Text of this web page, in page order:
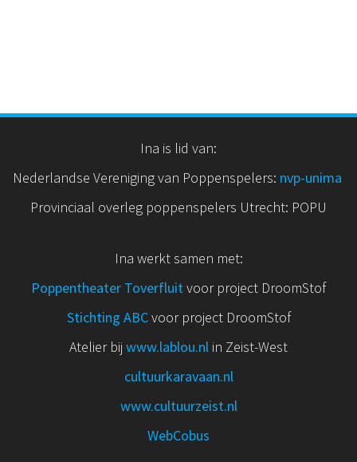
Ina is lid van:
Nederlandse Vereniging van Poppenspelers: nvp-unima
Provinciaal overleg poppenspelers Utrecht: POPU
Ina werkt samen met:
Poppentheater Toverfluitvoor project DroomStof
Stichting ABCvoor project DroomStof
Atelier bij www.lablou.nl in Zeist-West
cultuurkaravaan.nl
www.cultuurzeist.nl
WebCobus